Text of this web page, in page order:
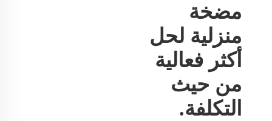
مضخة
منزلية لحل
أكثر فعالية
من حيث
التكلفة.